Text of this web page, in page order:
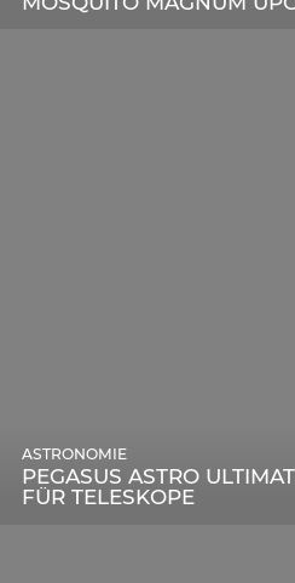
PEGASUS ASTRO
FÜR TELESKOPE
ASTRONOMIE